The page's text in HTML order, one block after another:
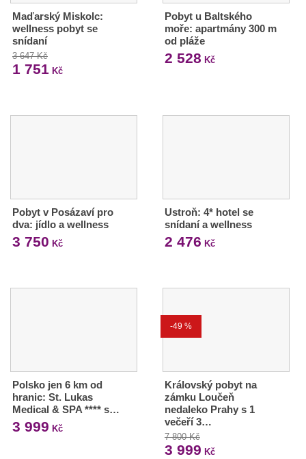
Maďarský Miskolc:
wellness pobyt se
snídaní
3 647 Kč
1 751 Kč
Pobyt u Baltského
moře: apartmány 300 m
od pláže
2 528 Kč
Pobyt v Posázaví pro
dva: jídlo a wellness
3 750 Kč
Ustroň: 4* hotel se
snídaní a wellness
2 476 Kč
Polsko jen 6 km od
hranic: St. Lukas
Medical & SPA **** s…
3 999 Kč
-49 %
Královský pobyt na
zámku Loučeň
nedaleko Prahy s 1
večeří 3…
7 800 Kč
3 999 Kč